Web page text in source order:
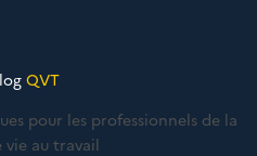
QVT
pour les professionnels de la
vie au travail